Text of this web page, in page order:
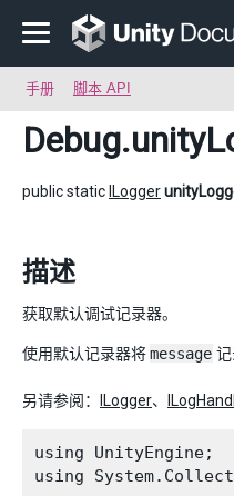
手册 脚本 API
Debug
public static ILogger
描述
获取默认调试记录器。
使用默认记录器将message 记
另请参阅： ILogger、
using UnityEngine;
using